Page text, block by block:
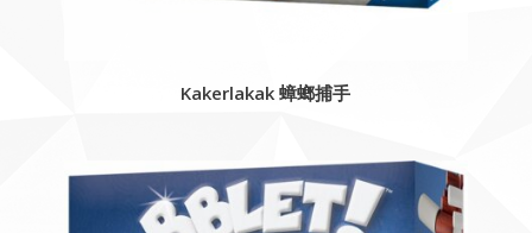
Kakerlakak 蟑螂捕手